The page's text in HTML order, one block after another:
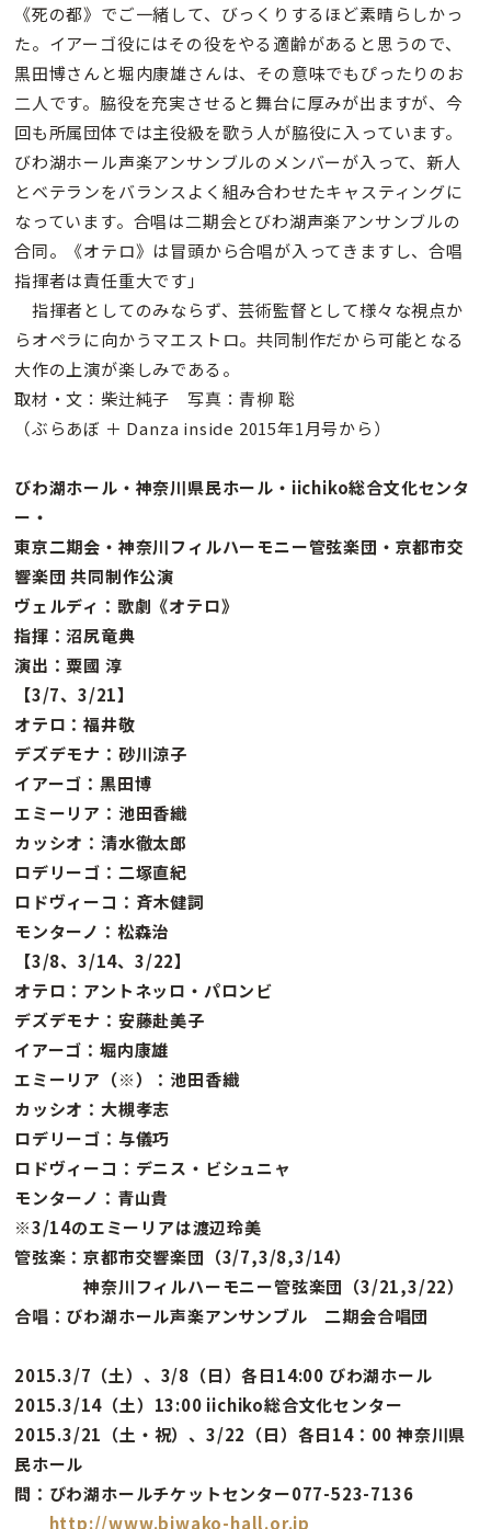
《死の都》でご一緒して、びっくりするほど素晴らしかっ
た。イアーゴ役にはその役をやる適齢があると思うので、
黒田博さんと堀内康雄さんは、その意味でもぴったりのお
二人です。脇役を充実させると舞台に厚みが出ますが、今
回も所属団体では主役級を歌う人が脇役に入っています。
びわ湖ホール声楽アンサンブルのメンバーが入って、新人
とベテランをバランスよく組み合わせたキャスティングに
なっています。合唱は二期会とびわ湖声楽アンサンブルの
合同。《オテロ》は冒頭から合唱が入ってきますし、合唱
指揮者は責任重大です」
指揮者としてのみならず、芸術監督として様々な視点か
らオペラに向かうマエストロ。共同制作だから可能となる
大作の上演が楽しみである。
取材・文：柴辻純子 写真：青柳 聡
（ぶらあぼ ＋ Danza inside 2015年1月号から）
びわ湖ホール・神奈川県民ホール・iichiko総合文化センタ
ー・
東京二期会・神奈川フィルハーモニー管弦楽団・京都市交
響楽団 共同制作公演
ヴェルディ：歌劇《オテロ》
指揮：沼尻竜典
演出：粟國 淳
【3/7、3/21】
オテロ：福井敬
デズデモナ：砂川涼子
イアーゴ：黒田博
エミーリア：池田香織
カッシオ：清水徹太郎
ロデリーゴ：二塚直紀
ロドヴィーコ：斉木健詞
モンターノ：松森治
【3/8、3/14、3/22】
オテロ：アントネッロ・パロンビ
デズデモナ：安藤赴美子
イアーゴ：堀内康雄
エミーリア（※）：池田香織
カッシオ：大槻孝志
ロデリーゴ：与儀巧
ロドヴィーコ：デニス・ビシュニャ
モンターノ：青山貴
※3/14のエミーリアは渡辺玲美
管弦楽：京都市交響楽団（3/7,3/8,3/14）
神奈川フィルハーモニー管弦楽団（3/21,3/22）
合唱：びわ湖ホール声楽アンサンブル 二期会合唱団
2015.3/7（土）、3/8（日）各日14:00 びわ湖ホール
2015.3/14（土）13:00 iichiko総合文化センター
2015.3/21（土・祝）、3/22（日）各日14：00 神奈川県
民ホール
問：びわ湖ホールチケットセンター077-523-7136
http://www.biwako-hall.or.jp